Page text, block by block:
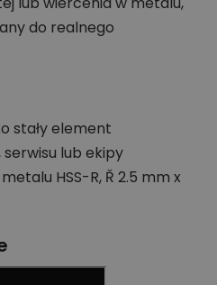
do realnego
stały element
lub ekipy
HSS-R, Ř 2.5 mm x